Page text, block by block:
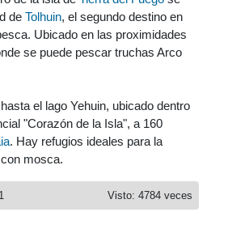
de Tolhuin, el segundo destino en
Ubicado en las proximidades
se puede pescar truchas Arco
el lago Yehuin, ubicado dentro
"Corazón de la Isla", a 160
. Hay refugios ideales para la
mosca.
Visto: 4784 veces